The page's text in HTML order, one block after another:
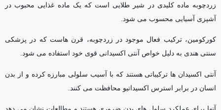
زردچوبه ماده کلیدی در شیر طلایی است که یک ماده غذایی محبوب در
آشپزی آسیایی محسوب می شود.
کورکومین، ترکیب فعال موجود در زردچوبه، قرن هاست که در پزشکی
سنتی هندی به دلیل خواص آنتی اکسیدانی قوی خود استفاده می شود.
آنتی اکسیدان ها ترکیباتی هستند که با آسیب سلولی مبارزه کرده و از بدن
انسان در برابر استرس اکسیداتیو محافظت می کنند.